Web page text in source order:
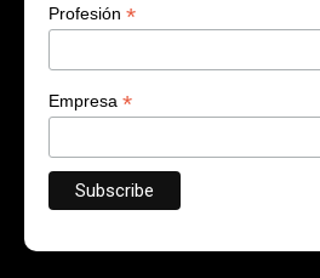
Profesión *
Empresa *